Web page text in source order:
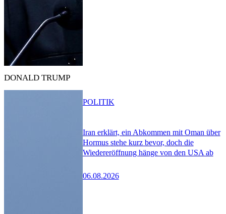
DONALD TRUMP
Iran erklärt, ein Abkommen mit Oman über
Hormus stehe kurz bevor, doch die
Wiedereröffnung hänge von den USA ab
06.08.2026
POLITIK